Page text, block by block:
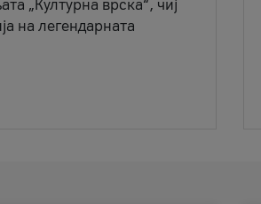
„Културна врска“, чиј
на легендарната